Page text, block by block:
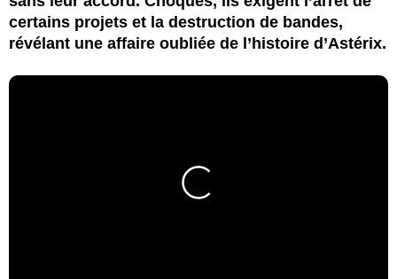
certains projets et la destruction de bandes,
révélant une affaire oubliée de l’histoire d’Astérix.